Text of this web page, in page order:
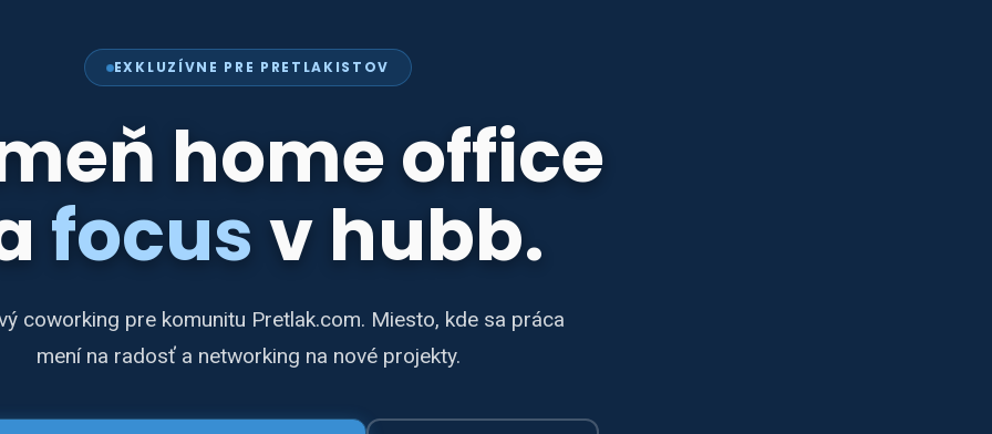
EXKLUZÍVNE PRE PRETLAKISTOV
home office
focusv hubb.
coworking pre komunitu Pretlak.com. Miesto, kde sa práca
mení na radosť a networking na nové projekty.